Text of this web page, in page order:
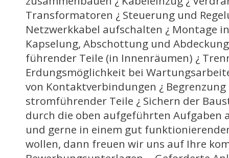
Transformatoren ¿ Steuerung und
Netzwerkkabel aufschalten ¿ Montage
Kapselung, Abschottung und
führender Teile (in Innenräumen) ¿
Erdungsmöglichkeit bei
von Kontaktverbindungen ¿
stromführender Teile ¿ Sichern der
durch die oben aufgeführten Aufgaben
und gerne in einem gut
wollen, dann freuen wir uns auf Ihre